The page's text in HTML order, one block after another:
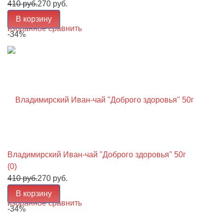
избранное сравнить
410 руб.270 руб.
В корзину
-34%
избранное сравнить
Владимирский Иван-чай "Доброго здоровья" 50г
(0)
410 руб.270 руб.
В корзину
-34%